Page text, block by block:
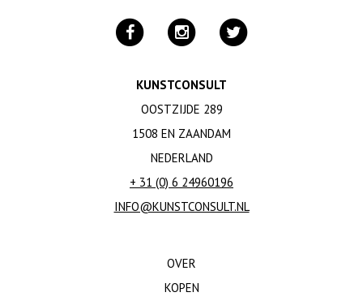
KUNSTCONSULT
OOSTZIJDE 289
1508 EN ZAANDAM
NEDERLAND
+ 31 (0) 6 24960196
INFO@KUNSTCONSULT.NL
OVER
KOPEN